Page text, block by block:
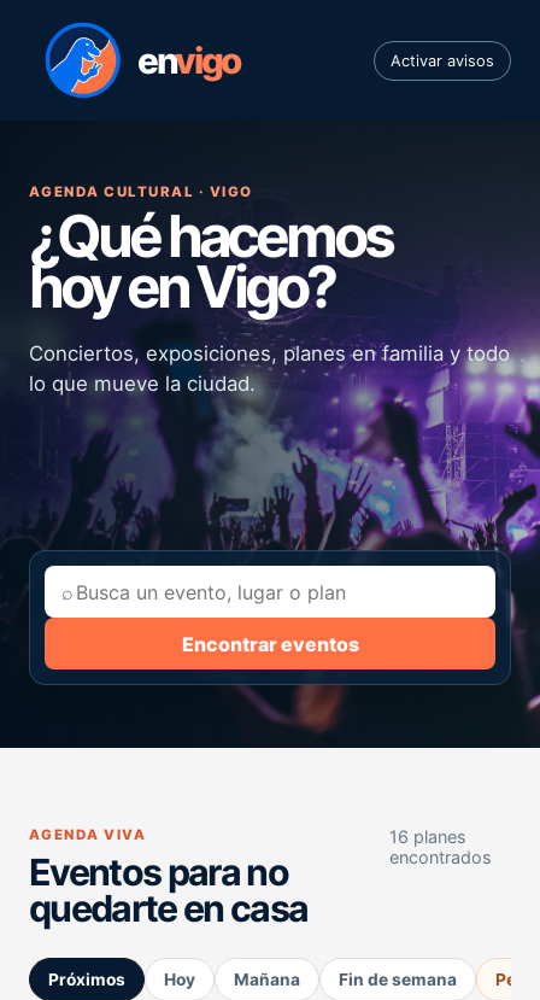
envigo Activar avisos
AGENDA CULTURAL · VIGO
¿Qué hacemos
hoy en Vigo?
Conciertos, exposiciones, planes en familia y todo
lo que mueve la ciudad.
⌕
Encontrar eventos
AGENDA VIVA
Eventos para no
quedarte en casa
16 planes
encontrados
Próximos Hoy Mañana Fin de semana